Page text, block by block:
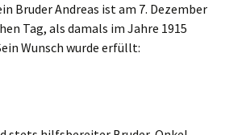
Bruder Andreas ist am 7. Dezember
Tag, als damals im Jahre 1915
Wunsch wurde erfüllt: